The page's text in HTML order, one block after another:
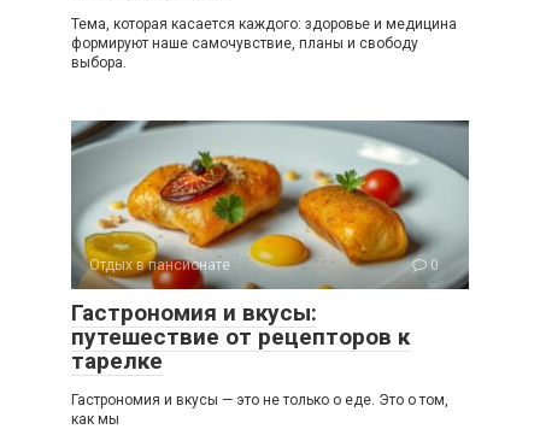
Тема, которая касается каждого: здоровье и медицина
формируют наше самочувствие, планы и свободу
выбора.
Отдых в пансионате 0
Гастрономия и вкусы:
путешествие от рецепторов к
тарелке
Гастрономия и вкусы — это не только о еде. Это о том,
как мы